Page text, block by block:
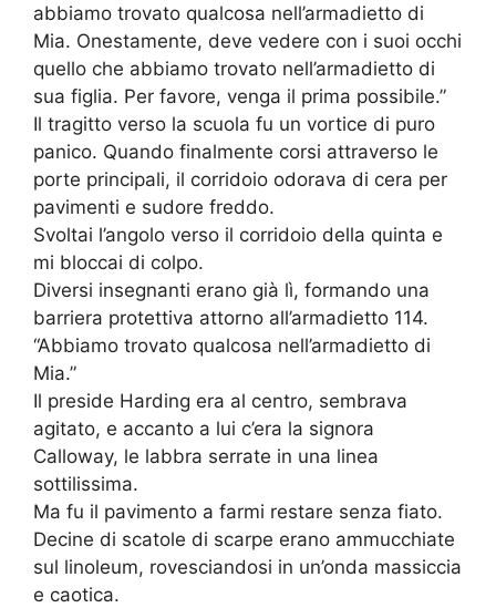
abbiamo trovato qualcosa nell’armadietto di
Mia. Onestamente, deve vedere con i suoi occhi
quello che abbiamo trovato nell’armadietto di
sua figlia. Per favore, venga il prima possibile.”
Il tragitto verso la scuola fu un vortice di puro
panico. Quando finalmente corsi attraverso le
porte principali, il corridoio odorava di cera per
pavimenti e sudore freddo.
Svoltai l’angolo verso il corridoio della quinta e
mi bloccai di colpo.
Diversi insegnanti erano già lì, formando una
barriera protettiva attorno all’armadietto 114.
“Abbiamo trovato qualcosa nell’armadietto di
Mia.”
Il preside Harding era al centro, sembrava
agitato, e accanto a lui c’era la signora
Calloway, le labbra serrate in una linea
sottilissima.
Ma fu il pavimento a farmi restare senza fiato.
Decine di scatole di scarpe erano ammucchiate
sul linoleum, rovesciandosi in un’onda massiccia
e caotica.